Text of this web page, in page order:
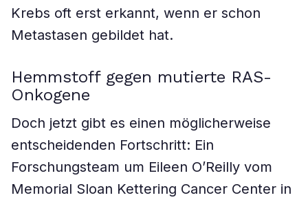
Krebs oft erst erkannt, wenn er schon
Metastasen gebildet hat.
Hemmstoff gegen mutierte RAS-
Onkogene
Doch jetzt gibt es einen möglicherweise
entscheidenden Fortschritt: Ein
Forschungsteam um Eileen O’Reilly vom
Memorial Sloan Kettering Cancer Center in